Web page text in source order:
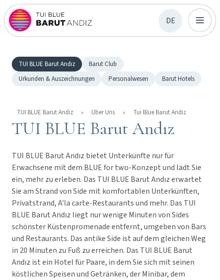
DE
TUI BLUE Barut Andız
Barut Club
Urkunden & Auszeichnungen
Personalwesen Barut Hotels
TUI BLUE Barut Andiz Über Uns Tui Blue Barut Andız
TUI BLUE Barut Andız
TUI BLUE Barut Andız bietet Unterkünfte nur für
Erwachsene mit dem BLUE for two-Konzept und lädt Sie
ein, mehr zu erleben. Das TUI BLUE Barut Andız erwartet
Sie am Strand von Side mit komfortablen Unterkünften,
Privatstrand, A'la carte-Restaurants und mehr. Das TUI
BLUE Barut Andız liegt nur wenige Minuten von Sides
schönster Küstenpromenade entfernt, umgeben von Bars
und Restaurants. Das antike Side ist auf dem gleichen Weg
in 20 Minuten zu Fuß zu erreichen. Das TUI BLUE Barut
Andız ist ein Hotel für Paare, in dem Sie sich mit seinen
köstlichen Speisen und Getränken, der Minibar, dem